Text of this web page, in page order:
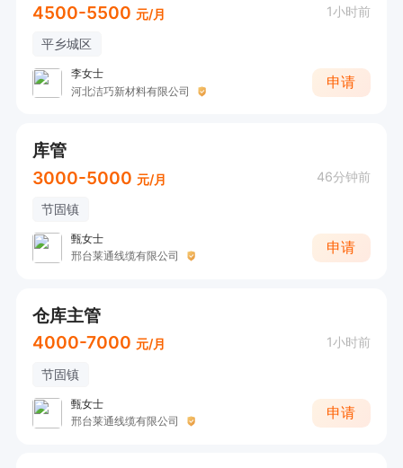
4500-5500 元/月 1小时前
平乡城区
李女士
河北洁巧新材料有限公司
申请
库管
3000-5000 元/月 46分钟前
节固镇
甄女士
邢台莱通线缆有限公司
申请
仓库主管
4000-7000 元/月 1小时前
节固镇
甄女士
邢台莱通线缆有限公司
申请